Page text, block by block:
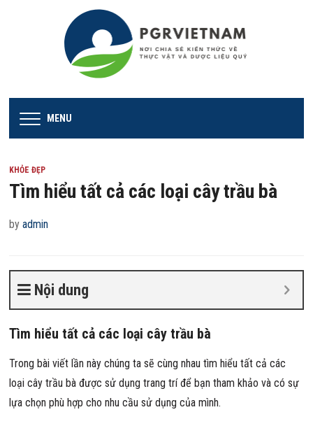
MENU
KHỎE ĐẸP
Tìm hiểu tất cả các loại cây trầu bà
byadmin
Nội dung
Tìm hiểu tất cả các loại cây trầu bà
Trong bài viết lần này chúng ta sẽ cùng nhau tìm hiểu tất cả các
loại cây trầu bà được sử dụng trang trí để bạn tham khảo và có sự
lựa chọn phù hợp cho nhu cầu sử dụng của mình.